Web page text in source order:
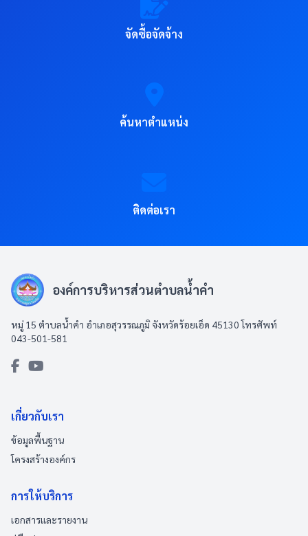
จัดซื้อจัดจ้าง
ค้นหาตำแหน่ง
ติดต่อเรา
องค์การบริหารส่วนตำบลน้ำคำ
หมู่ 15 ตำบลน้ำคำ อำเภอสุวรรณภูมิ จังหวัดร้อยเอ็ด 45130 โทรศัพท์
043-501-581
เกี่ยวกับเรา
ข้อมูลพื้นฐาน
โครงสร้างองค์กร
การให้บริการ
เอกสารและรายงาน